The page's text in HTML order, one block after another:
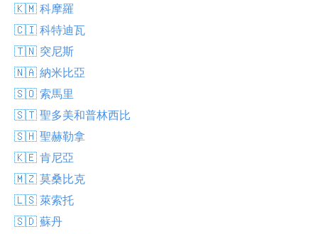
🇰🇲 科摩羅
🇨🇮 科特迪瓦
🇹🇳 突尼斯
🇳🇦 納米比亞
🇸🇴 索馬里
🇸🇹 聖多美和普林西比
🇸🇭 聖赫勒拿
🇰🇪 肯尼亞
🇲🇿 莫桑比克
🇱🇸 萊索托
🇸🇩 蘇丹